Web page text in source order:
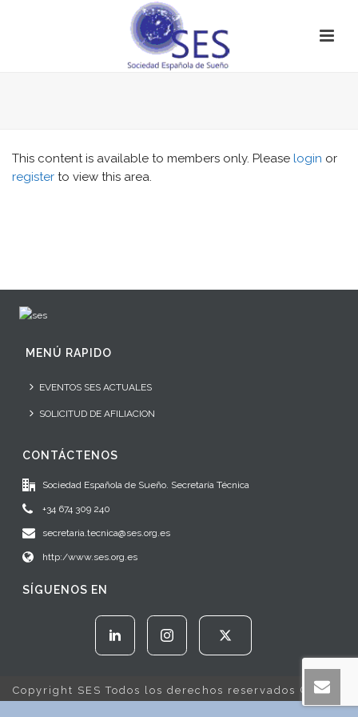
This content is available to members only. Please login or
register to view this area.
MENÚ RAPIDO
EVENTOS SES ACTUALES
SOLICITUD DE AFILIACION
CONTÁCTENOS
Sociedad Española de Sueño. Secretaría Técnica
+34 674 309 240
secretaria.tecnica@ses.org.es
http:/www.ses.org.es
SÍGUENOS EN
Copyright SES Todos los derechos reservados © 2022